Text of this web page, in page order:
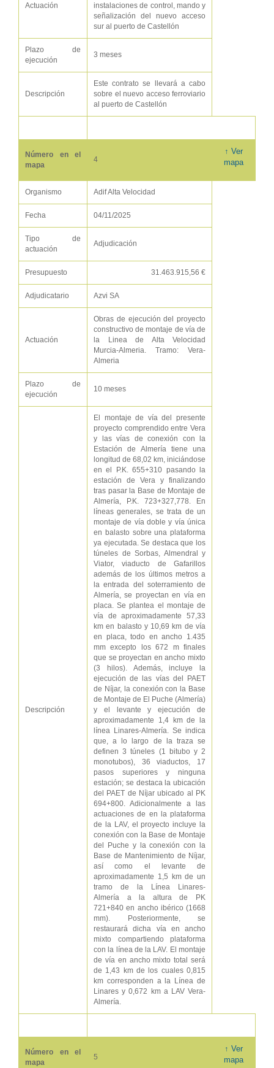
Actuación
instalaciones de control, mando y
señalización del nuevo acceso
sur al puerto de Castellón
Plazo de
ejecución
3 meses
Descripción
Este contrato se llevará a cabo
sobre el nuevo acceso ferroviario
al puerto de Castellón
Número en el
mapa
4
↑ Ver
mapa
Organismo Adif Alta Velocidad
Fecha 04/11/2025
Tipo de
actuación
Adjudicación
Presupuesto 31.463.915,56 €
Adjudicatario Azvi SA
Actuación
Obras de ejecución del proyecto
constructivo de montaje de vía de
la Linea de Alta Velocidad
Murcia-Almeria. Tramo: Vera-
Almeria
Plazo de
ejecución
10 meses
Descripción
El montaje de vía del presente
proyecto comprendido entre Vera
y las vías de conexión con la
Estación de Almería tiene una
longitud de 68,02 km, iniciándose
en el P.K. 655+310 pasando la
estación de Vera y finalizando
tras pasar la Base de Montaje de
Almería, P.K. 723+327,778. En
líneas generales, se trata de un
montaje de vía doble y vía única
en balasto sobre una plataforma
ya ejecutada. Se destaca que los
túneles de Sorbas, Almendral y
Viator, viaducto de Gafarillos
además de los últimos metros a
la entrada del soterramiento de
Almería, se proyectan en vía en
placa. Se plantea el montaje de
vía de aproximadamente 57,33
km en balasto y 10,69 km de vía
en placa, todo en ancho 1.435
mm excepto los 672 m finales
que se proyectan en ancho mixto
(3 hilos). Además, incluye la
ejecución de las vías del PAET
de Níjar, la conexión con la Base
de Montaje de El Puche (Almería)
y el levante y ejecución de
aproximadamente 1,4 km de la
línea Linares-Almería. Se indica
que, a lo largo de la traza se
definen 3 túneles (1 bitubo y 2
monotubos), 36 viaductos, 17
pasos superiores y ninguna
estación; se destaca la ubicación
del PAET de Níjar ubicado al PK
694+800. Adicionalmente a las
actuaciones de en la plataforma
de la LAV, el proyecto incluye la
conexión con la Base de Montaje
del Puche y la conexión con la
Base de Mantenimiento de Níjar,
así como el levante de
aproximadamente 1,5 km de un
tramo de la Línea Linares-
Almería a la altura de PK
721+840 en ancho ibérico (1668
mm). Posteriormente, se
restaurará dicha vía en ancho
mixto compartiendo plataforma
con la línea de la LAV. El montaje
de vía en ancho mixto total será
de 1,43 km de los cuales 0,815
km corresponden a la Línea de
Linares y 0,672 km a LAV Vera-
Almería.
Número en el
mapa
5
↑ Ver
mapa